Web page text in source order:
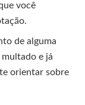
você
de alguma
e já
orientar sobre